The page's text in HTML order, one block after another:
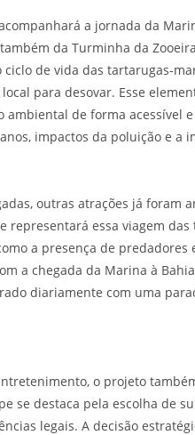
a jornada da
da Turminha da
de vida das tartarugas-
para desovar. Esse
ambiental de forma acessível
impactos da poluição e
outras atrações já foram
representará essa viagem
a presença de
a chegada da Marina à
diariamente com uma
o projeto
se destaca pela escolha de
legais. A decisão